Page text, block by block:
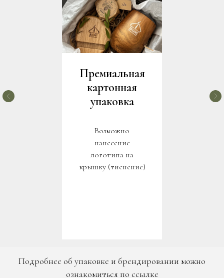
Премиальная
картонная
упаковка
Возможно
нанесение
логотипа на
крышку (тиснение)
Подробнее об упаковке и брендировании можно
ознакомиться по ссылке